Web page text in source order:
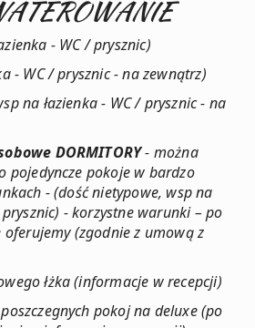
- WC / prysznic)
- WC / prysznic - na zewnątrz)
na łazienka - WC / prysznic - na
DORMITORY- można
pojedyncze pokoje w bardzo
- (dość nietypowe, wsp na
-korzystne warunki – po
oferujemy (zgodnie z umową z
łżka (informacje w recepcji)
pokoj na deluxe (po